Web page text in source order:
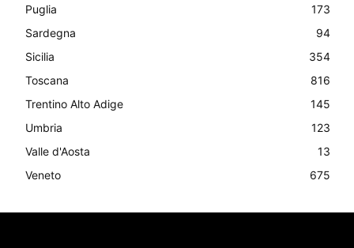
Puglia
173
Sardegna
94
Sicilia
354
Toscana
816
Trentino Alto Adige
145
Umbria
123
Valle d'Aosta
13
Veneto
675